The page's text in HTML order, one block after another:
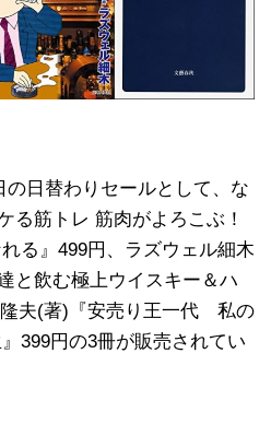
の日替わりセールとして、な
る筋トレ 筋肉がよろこぶ！
る』499円、ラズウェル細木
飲む極上ウイスキー＆ハ
夫(著)『安売り王一代 私の
399円の3冊が販売されてい